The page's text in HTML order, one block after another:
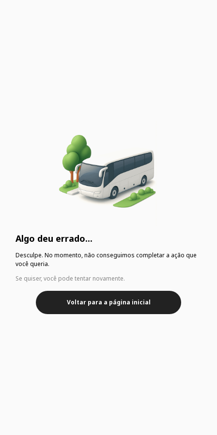
Algo deu errado...
Desculpe. No momento, não conseguimos completar a ação que
você queria.
Se quiser, você pode tentar novamente.
Voltar para a página inicial